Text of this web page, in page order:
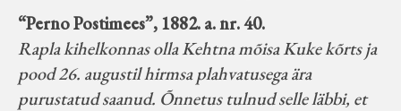
“Perno Postimees”, 1882. a. nr. 40.
Rapla kihelkonnas olla Kehtna mõisa Kuke kõrts ja
pood 26. augustil hirmsa plahvatusega ära
purustatud saanud. Õnnetus tulnud selle läbbi, et